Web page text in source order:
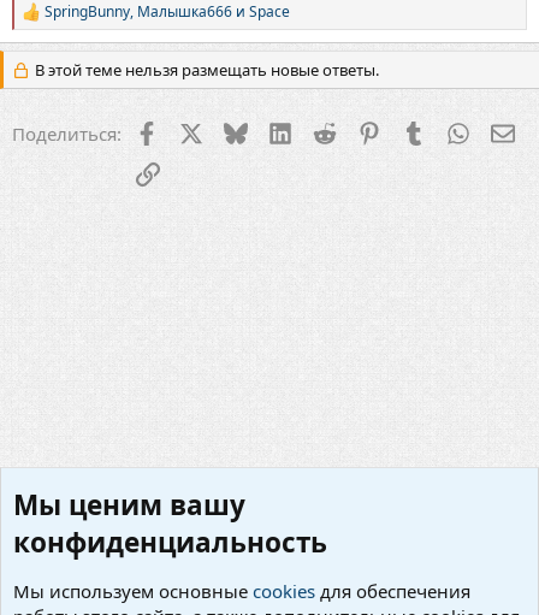
Р
е
к
ц
и
SpringBunny, Малышка666 и Space
В этой теме нельзя размещать новые ответы.
Поделиться: Facebook BlueskyLinkedIn
Reddit PinterestTumblr
Ссылка
Мы ценим вашу
конфиденциальность
Мы используем основные cookies для обеспечения